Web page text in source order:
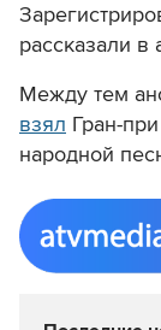
рассказали в
Между тем
взял Гран-
народной